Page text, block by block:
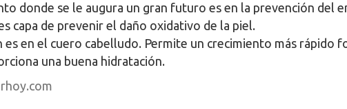
donde se le augura un gran futuro es en la prevención del
capa de prevenir el daño oxidativo de la piel.
es en el cuero cabelludo. Permite un crecimiento más rápido
una buena hidratación.